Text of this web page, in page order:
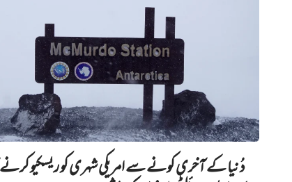
دُنیا کے آخری کونے سے امریکی شہری کو ریسکیو